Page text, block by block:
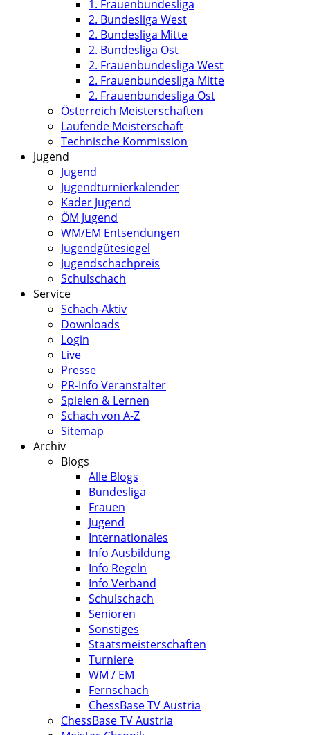
1. Frauenbundesliga
2. Bundesliga West
2. Bundesliga Mitte
2. Bundesliga Ost
2. Frauenbundesliga West
2. Frauenbundesliga Mitte
2. Frauenbundesliga Ost
Österreich Meisterschaften
Laufende Meisterschaft
Technische Kommission
Jugend
Jugend
Jugendturnierkalender
Kader Jugend
ÖM Jugend
WM/EM Entsendungen
Jugendgütesiegel
Jugendschachpreis
Schulschach
Service
Schach-Aktiv
Downloads
Login
Live
Presse
PR-Info Veranstalter
Spielen & Lernen
Schach von A-Z
Sitemap
Archiv
Blogs
Alle Blogs
Bundesliga
Frauen
Jugend
Internationales
Info Ausbildung
Info Regeln
Info Verband
Schulschach
Senioren
Sonstiges
Staatsmeisterschaften
Turniere
WM / EM
Fernschach
ChessBase TV Austria
ChessBase TV Austria